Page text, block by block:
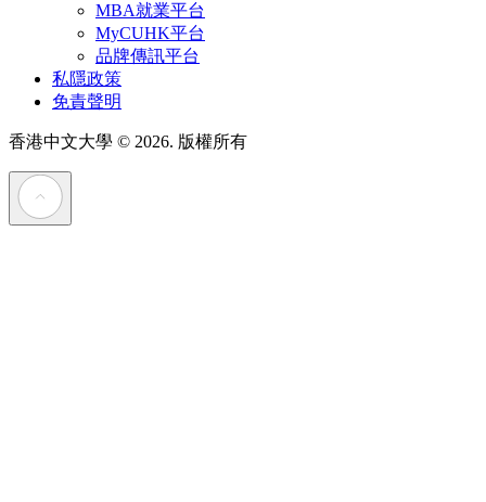
MBA就業平台
MyCUHK平台
品牌傳訊平台
私隱政策
免責聲明
香港中文大學 © 2026. 版權所有